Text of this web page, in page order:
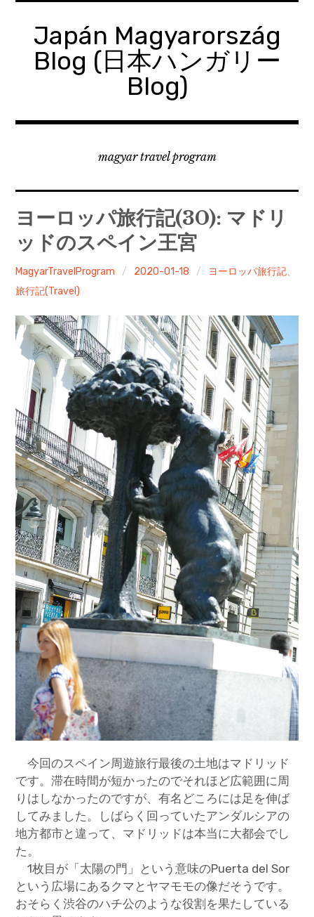
Japán Magyarország
Blog (日本ハンガリー
Blog)
magyar travel program
ヨーロッパ旅行記(30): マドリ
ッドのスペイン王宮
MagyarTravelProgram 2020-01-18 ヨーロッパ旅行記、
旅行記(Travel)
今回のスペイン周遊旅行最後の土地はマドリッド
です。滞在時間が短かったのでそれほど広範囲に周
りはしなかったのですが、有名どころには足を伸ば
してみました。しばらく回っていたアンダルシアの
地方都市と違って、マドリッドは本当に大都会でし
た。
1枚目が「太陽の門」という意味のPuerta del Sor
という広場にあるクマとヤマモモの像だそうです。
おそらく渋谷のハチ公のような役割を果たしている